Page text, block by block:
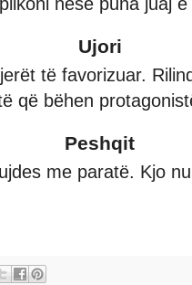
Ujori
të favorizuar.
që bëhen
Peshqit
me paratë. Kjo